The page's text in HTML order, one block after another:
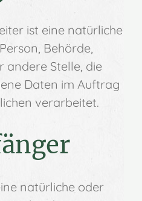
ist eine natürliche
Behörde,
andere Stelle, die
Daten im Auftrag
verarbeitet.
natürliche oder